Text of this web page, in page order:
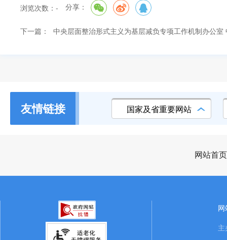
浏览次数： - 分享：
下一篇： 中央层面整治形式主义为基层减负专项工作机制办公
友情链接 国家及省重要网站
网站首页